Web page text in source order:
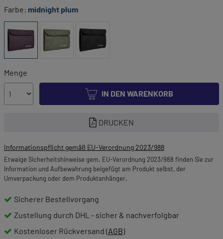
Farbe: midnight plum
Menge
IN DEN WARENKORB
DRUCKEN
Informationspflicht gemäß EU-Verordnung 2023/988
Etwaige Sicherheitshinweise gem. EU-Verordnung 2023/988 finden Sie zur
Information und Aufbewahrung beigefügt am Produkt selbst, der
Umverpackung oder dem Produktanhänger.
Sicherer Bestellvorgang
Zustellung durch DHL - sicher & nachverfolgbar
Kostenloser Rückversand (AGB)